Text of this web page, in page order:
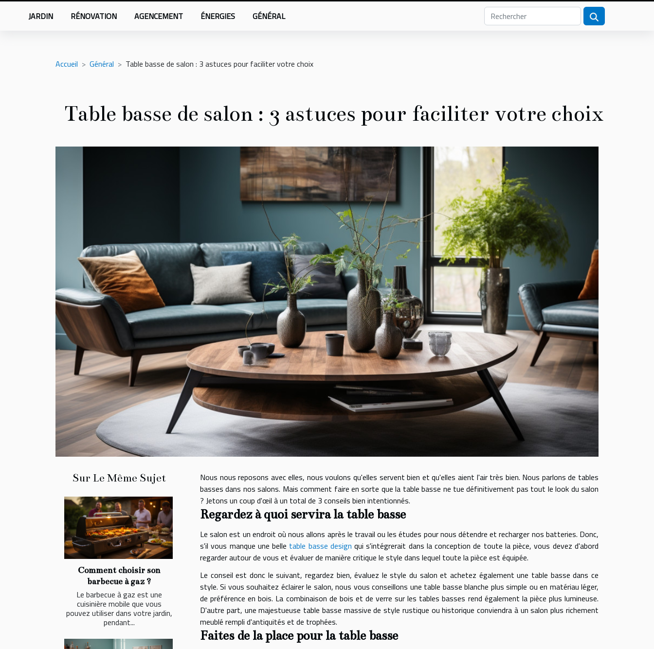
JARDIN RÉNOVATION AGENCEMENT ÉNERGIES GÉNÉRAL
Accueil Général Table basse de salon : 3 astuces pour faciliter votre choix
Table basse de salon : 3 astuces pour faciliter votre choix
Sur Le Même Sujet
Comment choisir son
barbecue à gaz ?
Le barbecue à gaz est une
cuisinière mobile que vous
pouvez utiliser dans votre jardin,
pendant...
Nous nous reposons avec elles, nous voulons qu'elles servent bien et qu'elles aient l'air très bien. Nous parlons de tables
basses dans nos salons. Mais comment faire en sorte que la table basse ne tue définitivement pas tout le look du salon
? Jetons un coup d'œil à un total de 3 conseils bien intentionnés.
Regardez à quoi servira la table basse
Le salon est un endroit où nous allons après le travail ou les études pour nous détendre et recharger nos batteries. Donc,
s'il vous manque une belle table basse design qui s'intégrerait dans la conception de toute la pièce, vous devez d'abord
regarder autour de vous et évaluer de manière critique le style dans lequel toute la pièce est équipée.
Le conseil est donc le suivant, regardez bien, évaluez le style du salon et achetez également une table basse dans ce
style. Si vous souhaitez éclairer le salon, nous vous conseillons une table basse blanche plus simple ou en matériau léger,
de préférence en bois. La combinaison de bois et de verre sur les tables basses rend également la pièce plus lumineuse.
D'autre part, une majestueuse table basse massive de style rustique ou historique conviendra à un salon plus richement
meublé rempli d'antiquités et de trophées.
Faites de la place pour la table basse